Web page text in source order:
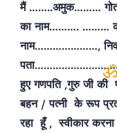
मैं ……..अमुक………
का नाम………. ………
नाम…………………,
पता……………………….
हुए गणपति ,गुरु जी की
बहन / पत्नी के रूप
रहा हूँ , स्वीकार
ॐ